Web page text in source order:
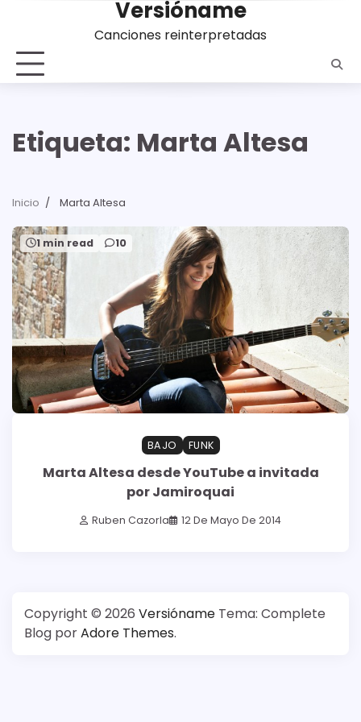
contenido
Versióname
Canciones reinterpretadas
Etiqueta: Marta Altesa
Inicio Marta Altesa
1 min read 10
BAJO FUNK
Marta Altesa desde YouTube a invitada
por Jamiroquai
Ruben Cazorla 12 De Mayo De 2014
Copyright © 2026 Versióname Tema: Complete
Blog porAdore Themes.